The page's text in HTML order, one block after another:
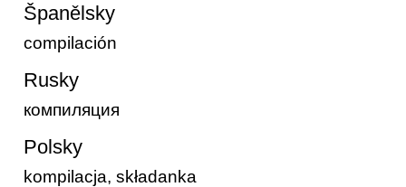
Španělsky
compilación
Rusky
компиляция
Polsky
kompilacja, składanka